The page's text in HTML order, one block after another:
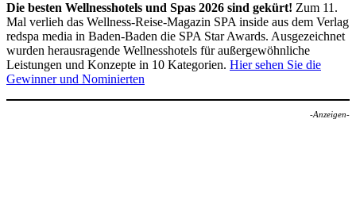
Die besten Wellnesshotels und Spas 2026 sind gekürt! Zum 11.
Mal verlieh das Wellness-Reise-Magazin SPA inside aus dem Verlag
redspa media in Baden-Baden die SPA Star Awards. Ausgezeichnet
wurden herausragende Wellnesshotels für außergewöhnliche
Leistungen und Konzepte in 10 Kategorien. Hier sehen Sie die
Gewinner und Nominierten
-Anzeigen-